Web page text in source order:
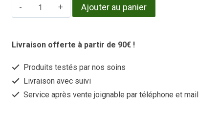
quantité
chiens
adulte
petite
Ajouter au panier
Livraison offerte à partir de 90€ !
Produits testés par nos soins
Livraison avec suivi
Service après vente joignable par téléphone et mail